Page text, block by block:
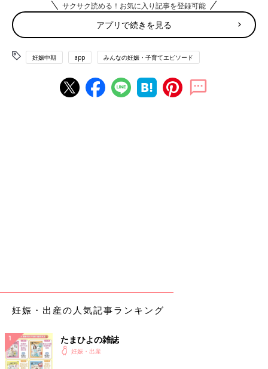
※ギャランドゥ……毛深いことの俗称。そもそもは昭和のトップア
イドル（男性）がへその下の濃い毛が話題となり、その際に歌っ
ていた曲のタイトル。
「おなか周りは大草原」
「なぜかお臍から上がふさふさに。人に見せるのが恥ずかしいレ
「妊娠したら毛が濃くなると聞いて、これ以上濃くなったらどう
しようと戦々恐々としていました。しかし濃かった脚と腕が薄く
サクサク読める！お気に入り記事を登録可能
アプリで続きを見る
妊娠中期 app みんなの妊娠・子育てエピソード
妊娠・出産の人気記事ランキング
たまひよの雑誌
妊娠・出産